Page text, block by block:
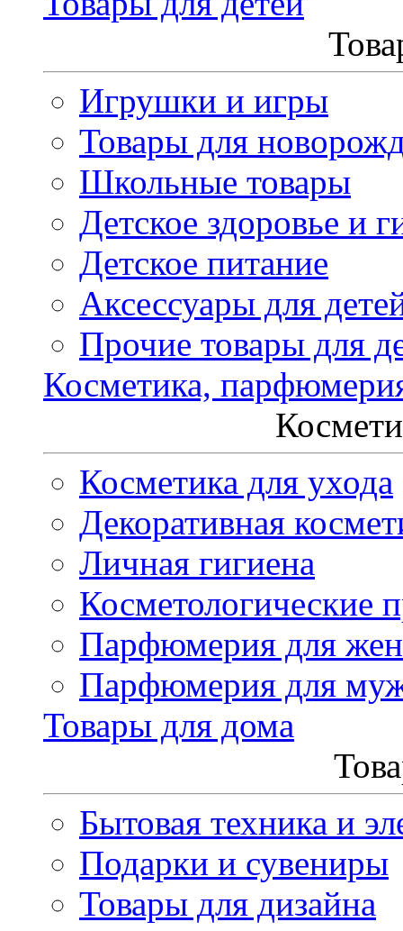
Игрушки и игры
Товары для
Школьные товары
Детское здоровье и
Детское питание
Аксессуары для
Прочие товары для
Косметика,
Косметика для ухода
Декоративная
Личная гигиена
Косметологические
Парфюмерия для
Парфюмерия для
Товары для дома
Бытовая техника и
Подарки и сувениры
Товары для дизайна